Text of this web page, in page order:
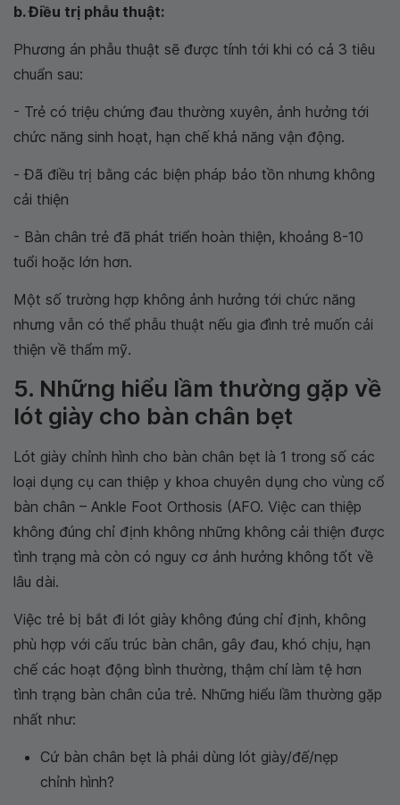
b. Điều trị phẫu thuật:
Phương án phẫu thuật sẽ được tính tới khi có cả 3 tiêu
chuẩn sau:
- Trẻ có triệu chứng đau thường xuyên, ảnh hưởng tới
chức năng sinh hoạt, hạn chế khả năng vận động.
- Đã điều trị bằng các biện pháp bảo tồn nhưng không
cải thiện
- Bàn chân trẻ đã phát triển hoàn thiện, khoảng 8-10
tuổi hoặc lớn hơn.
Một số trường hợp không ảnh hưởng tới chức năng
nhưng vẫn có thể phẫu thuật nếu gia đình trẻ muốn cải
thiện về thẩm mỹ.
5. Những hiểu lầm thường gặp về
lót giày cho bàn chân bẹt
Lót giày chỉnh hình cho bàn chân bẹt là 1 trong số các
loại dụng cụ can thiệp y khoa chuyên dụng cho vùng cổ
bàn chân – Ankle Foot Orthosis (AFO. Việc can thiệp
không đúng chỉ định không những không cải thiện được
tình trạng mà còn có nguy cơ ảnh hưởng không tốt về
lâu dài.
Việc trẻ bị bắt đi lót giày không đúng chỉ định, không
phù hợp với cấu trúc bàn chân, gây đau, khó chịu, hạn
chế các hoạt động bình thường, thậm chí làm tệ hơn
tình trạng bàn chân của trẻ. Những hiểu lầm thường gặp
nhất như:
Cứ bàn chân bẹt là phải dùng lót giày/đế/nẹp
chỉnh hình?